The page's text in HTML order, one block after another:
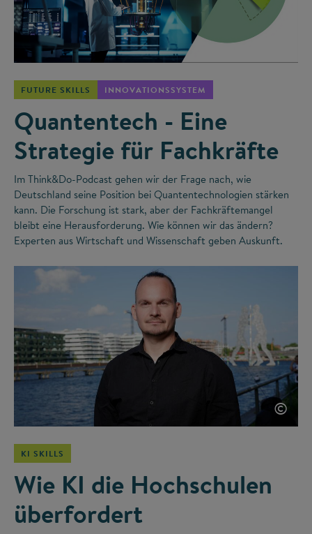
FUTURE SKILLS INNOVATIONSSYSTEM
Quantentech - Eine
Strategie für Fachkräfte
Im Think&Do-Podcast gehen wir der Frage nach, wie
Deutschland seine Position bei Quantentechnologien stärken
kann. Die Forschung ist stark, aber der Fachkräftemangel
bleibt eine Herausforderung. Wie können wir das ändern?
Experten aus Wirtschaft und Wissenschaft geben Auskunft.
©
KI SKILLS
Wie KI die Hochschulen
überfordert